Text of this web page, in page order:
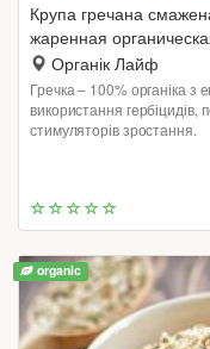
Крупа гречана
жаренная
Органік Лайф
Гречка – 100% органіка з
використання гербіцидів,
стимуляторів зростання.
organic